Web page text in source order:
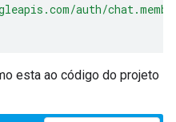
auth/
esta ao código do projeto